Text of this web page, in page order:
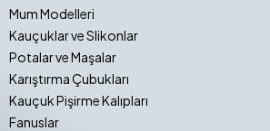
Mum Modelleri
Kauçuklar ve Slikonlar
Potalar ve Maşalar
Karıştırma Çubukları
Kauçuk Pişirme Kalıpları
Fanuslar